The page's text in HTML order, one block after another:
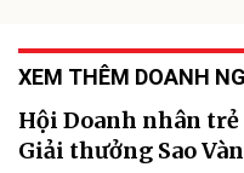
XEM THÊM DOANH
Hội Doanh nhân
Giải thưởng Sao